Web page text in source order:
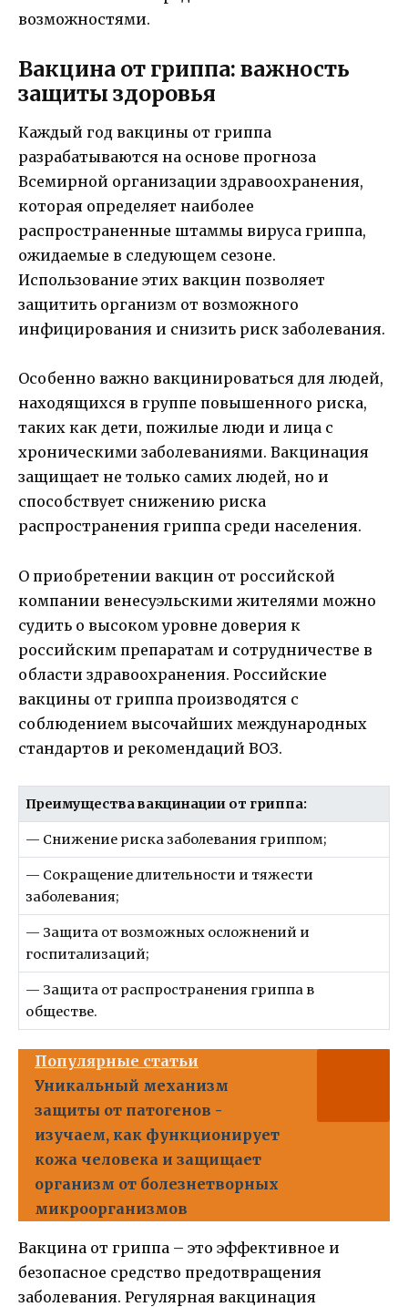
возможностями.
Вакцина от гриппа: важность
защиты здоровья
Каждый год вакцины от гриппа
разрабатываются на основе прогноза
Всемирной организации здравоохранения,
которая определяет наиболее
распространенные штаммы вируса гриппа,
ожидаемые в следующем сезоне.
Использование этих вакцин позволяет
защитить организм от возможного
инфицирования и снизить риск заболевания.
Особенно важно вакцинироваться для людей,
находящихся в группе повышенного риска,
таких как дети, пожилые люди и лица с
хроническими заболеваниями. Вакцинация
защищает не только самих людей, но и
способствует снижению риска
распространения гриппа среди населения.
О приобретении вакцин от российской
компании венесуэльскими жителями можно
судить о высоком уровне доверия к
российским препаратам и сотрудничестве в
области здравоохранения. Российские
вакцины от гриппа производятся с
соблюдением высочайших международных
стандартов и рекомендаций ВОЗ.
Преимущества вакцинации от гриппа:
— Снижение риска заболевания гриппом;
— Сокращение длительности и тяжести
заболевания;
— Защита от возможных осложнений и
госпитализаций;
— Защита от распространения гриппа в
обществе.
Популярные статьи
Уникальный механизм
защиты от патогенов -
изучаем, как функционирует
кожа человека и защищает
организм от болезнетворных
микроорганизмов
Вакцина от гриппа – это эффективное и
безопасное средство предотвращения
заболевания. Регулярная вакцинация